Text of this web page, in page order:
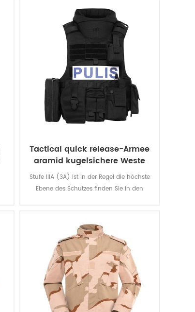
Tactical quick release-Armee
aramid kugelsichere Weste
Stufe IIIA (3A) ist in der Regel die höchste
Ebene des Schutzes finden Sie in den
Das ist der großartige Schutz, den.
Begnügen Sie sich nicht für andere
Unterhosen, bieten sich die level-II-a oder
Niveau II.